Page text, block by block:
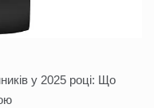
у 2025 році: Що